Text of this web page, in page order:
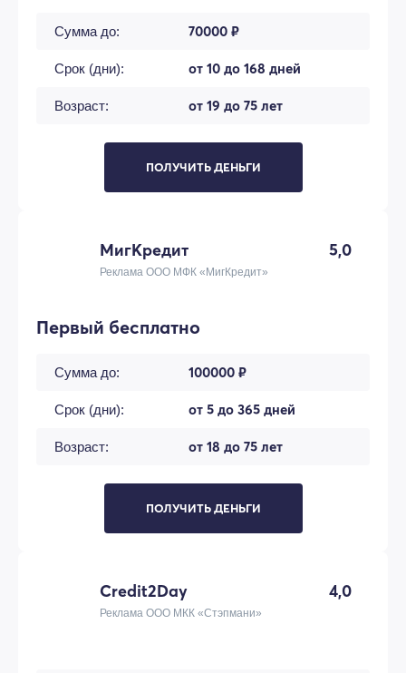
Сумма до: 70000 ₽
Срок (дни): от 10 до 168 дней
Возраст: от 19 до 75 лет
ПОЛУЧИТЬ ДЕНЬГИ
МигКредит 5,0
Реклама ООО МФК «МигКредит»
Первый бесплатно
Сумма до: 100000 ₽
Срок (дни): от 5 до 365 дней
Возраст: от 18 до 75 лет
ПОЛУЧИТЬ ДЕНЬГИ
Credit2Day 4,0
Реклама ООО МКК «Стэпмани»